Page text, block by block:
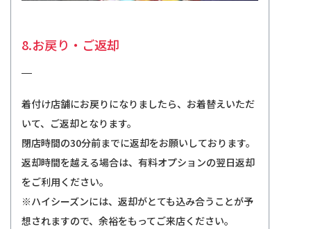
8.お戻り・ご返却
着付け店舗にお戻りになりましたら、お着替えいただ
いて、ご返却となります。
閉店時間の30分前までに返却をお願いしております。
返却時間を越える場合は、有料オプションの翌日返却
をご利用ください。
※ハイシーズンには、返却がとても込み合うことが予
想されますので、余裕をもってご来店ください。